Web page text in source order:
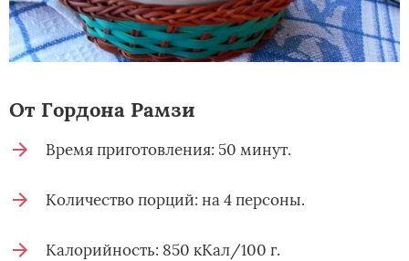
От Гордона Рамзи
Время приготовления: 50 минут.
Количество порций: на 4 персоны.
Калорийность: 850 кКал/100 г.